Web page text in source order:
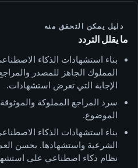
دليل يمكن التحقق منه
ما يقلل التردد
بناء استشهادات الذكاء
المملوك الجاهز للمصدر
الإجابة التي تعرض استشهادات.
سرد المراجع المملوكة
الموضوع.
بناء استشهادات الذكاء
الشرعية واستشهادها. يحسن
نظام ذكاء اصطناعي على